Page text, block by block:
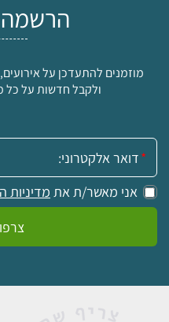
הרשמה
מוזמנים להתעדכן על
ולקבל חדשות על כל
אימייל:
אני מאשר/ת את מדיניות